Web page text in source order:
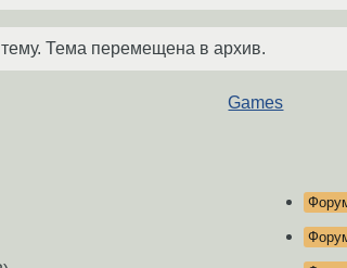
Тема перемещена в архив.
Games